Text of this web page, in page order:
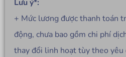
Lưu ý*:
+ Mức lương được thanh toán
động, chưa bao gồm chi phí
thay đổi linh hoạt tùy theo yêu